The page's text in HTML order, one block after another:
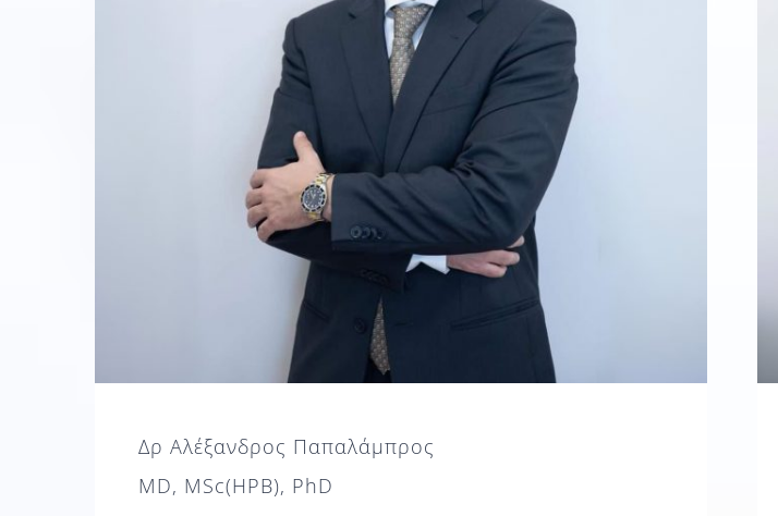
Δρ Αλέξανδρος Παπαλάμπρος
MD, MSc(HPB), PhD